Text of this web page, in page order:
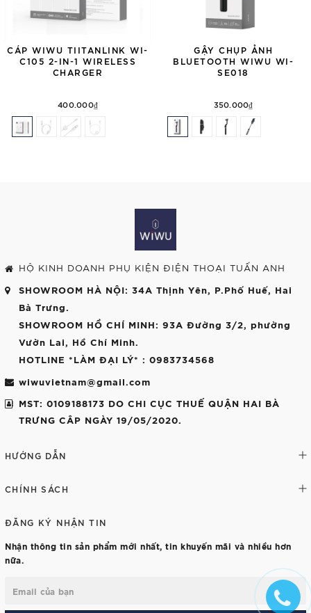
CÁP WIWU TIITANLINK WI-
C105 2-IN-1 WIRELESS
CHARGER
400.000₫
GẬY CHỤP ẢNH
BLUETOOTH WIWU WI-
SE018
350.000₫
HỘ KINH DOANH PHỤ KIỆN ĐIỆN THOẠI TUẤN ANH
SHOWROOM HÀ NỘI: 34A Thịnh Yên, P.Phố Huế, Hai
Bà Trưng.
SHOWROOM HỒ CHÍ MINH: 93A Đường 3/2, phường
Vườn Lai, Hồ Chí Minh.
HOTLINE *LÀM ĐẠI LÝ* : 0983734568
wiwuvietnam@gmail.com
MST: 0109188173 DO CHI CỤC THUẾ QUẬN HAI BÀ
TRƯNG CÂP NGÀY 19/05/2020.
HƯỚNG DẪN
CHÍNH SÁCH
ĐĂNG KÝ NHẬN TIN
Nhận thông tin sản phẩm mới nhất, tin khuyến mãi và nhiều hơn
nữa.